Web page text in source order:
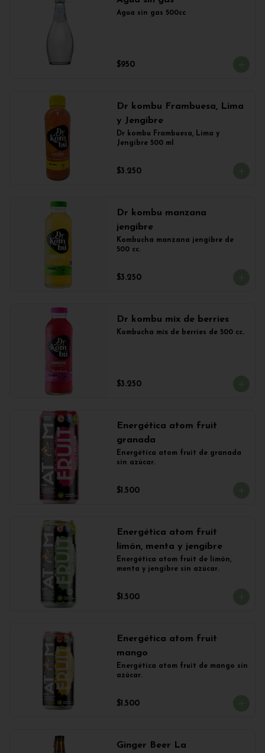
Agua sin gas 500cc
$950
Dr kombu Frambuesa, Lima
y Jengibre
Dr kombu Frambuesa, Lima y
Jengibre 500 ml
$3.250
Dr kombu manzana
jengibre
Kombucha manzana jengibre de
500 cc.
$3.250
Dr kombu mix de berries
Kombucha mix de berries de 500 cc.
$3.250
Energética atom fruit
granada
Energética atom fruit de granada
sin azúcar.
$1.500
Energética atom fruit
limón, menta y jengibre
Energética atom fruit de limón,
menta y jengibre sin azúcar.
$1.500
Energética atom fruit
mango
Energética atom fruit de mango sin
azúcar.
$1.500
Ginger Beer La